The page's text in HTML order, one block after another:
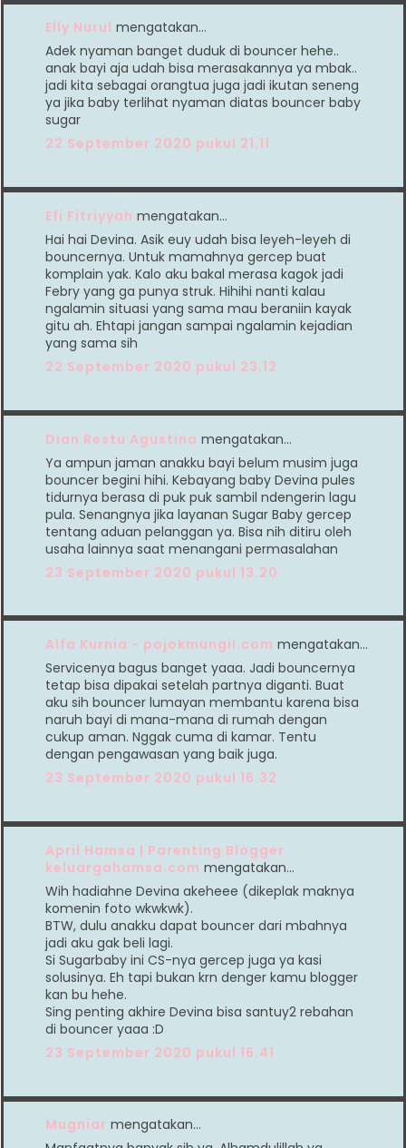
Elly Nurul mengatakan…
Adek nyaman banget duduk di bouncer hehe..
anak bayi aja udah bisa merasakannya ya mbak..
jadi kita sebagai orangtua juga jadi ikutan seneng
ya jika baby terlihat nyaman diatas bouncer baby
sugar
22 September 2020 pukul 21.11
Efi Fitriyyah mengatakan…
Hai hai Devina. Asik euy udah bisa leyeh-leyeh di
bouncernya. Untuk mamahnya gercep buat
komplain yak. Kalo aku bakal merasa kagok jadi
Febry yang ga punya struk. Hihihi nanti kalau
ngalamin situasi yang sama mau beraniin kayak
gitu ah. Ehtapi jangan sampai ngalamin kejadian
yang sama sih
22 September 2020 pukul 23.12
Dian Restu Agustina mengatakan…
Ya ampun jaman anakku bayi belum musim juga
bouncer begini hihi. Kebayang baby Devina pules
tidurnya berasa di puk puk sambil ndengerin lagu
pula. Senangnya jika layanan Sugar Baby gercep
tentang aduan pelanggan ya. Bisa nih ditiru oleh
usaha lainnya saat menangani permasalahan
23 September 2020 pukul 13.20
Alfa Kurnia - pojokmungil.com mengatakan…
Servicenya bagus banget yaaa. Jadi bouncernya
tetap bisa dipakai setelah partnya diganti. Buat
aku sih bouncer lumayan membantu karena bisa
naruh bayi di mana-mana di rumah dengan
cukup aman. Nggak cuma di kamar. Tentu
dengan pengawasan yang baik juga.
23 September 2020 pukul 16.32
April Hamsa | Parenting Blogger
keluargahamsa.com mengatakan…
Wih hadiahne Devina akeheee (dikeplak maknya
komenin foto wkwkwk).
BTW, dulu anakku dapat bouncer dari mbahnya
jadi aku gak beli lagi.
Si Sugarbaby ini CS-nya gercep juga ya kasi
solusinya. Eh tapi bukan krn denger kamu blogger
kan bu hehe.
Sing penting akhire Devina bisa santuy2 rebahan
di bouncer yaaa :D
23 September 2020 pukul 16.41
Mugniar mengatakan…